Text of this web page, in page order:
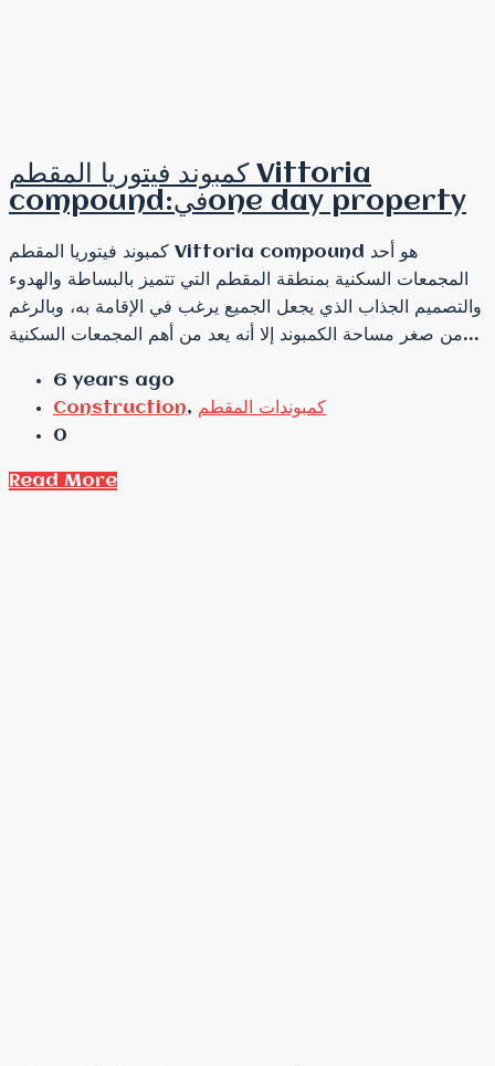
كمبوند فيتوريا المقطم Vittoria
compound:فيone day property
كمبوند فيتوريا المقطم Vittoria compound هو أحد
المجمعات السكنية بمنطقة المقطم التي تتميز بالبساطة والهدوء
والتصميم الجذاب الذي يجعل الجميع يرغب في الإقامة به، وبالرغم
من صغر مساحة الكمبوند إلا أنه يعد من أهم المجمعات السكنية...
6 years ago
Construction, كمبوندات المقطم
0
Read More